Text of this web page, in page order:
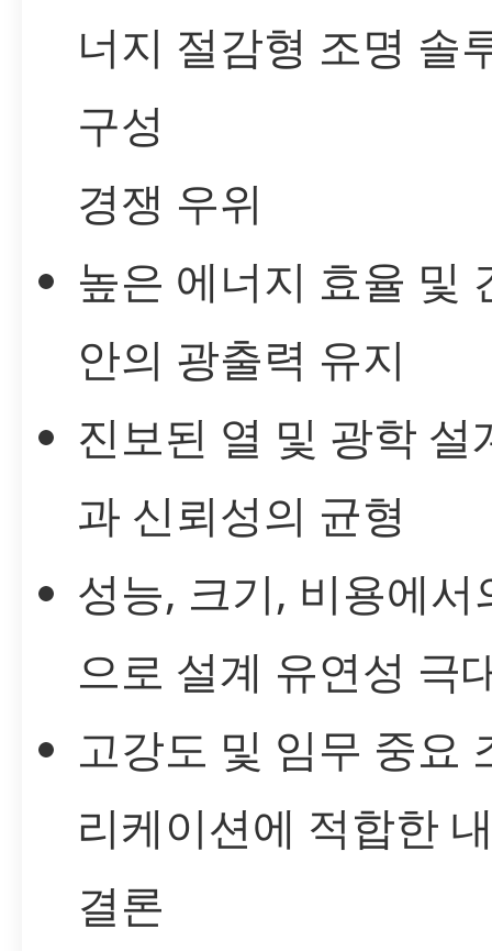
너지 절감형 조명 솔
구성
경쟁 우위
높은 에너지 효율 및
안의 광출력 유지
진보된 열 및 광학 설
과 신뢰성의 균형
성능, 크기, 비용에서
으로 설계 유연성 극
고강도 및 임무 중요
리케이션에 적합한
결론